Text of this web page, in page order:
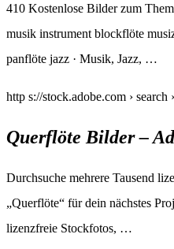
410 Kostenlose Bilder zum
musik instrument blockflöte
panflöte jazz · Musik, Jazz, …
http s://stock.adobe.com › search
Querflöte Bilder –
Durchsuche mehrere Tausend
„Querflöte“ für dein nächstes
lizenzfreie Stockfotos, …